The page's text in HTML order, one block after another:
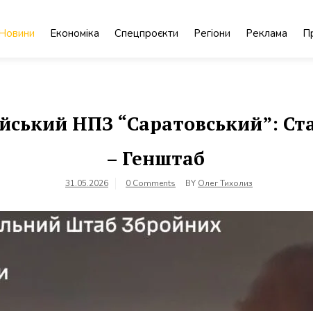
Економіка Спецпроєкти Регіони Реклама
НПЗ “Саратовський”:
– Генштаб
31.05.2026 0 Comments BY Олег Тихолиз